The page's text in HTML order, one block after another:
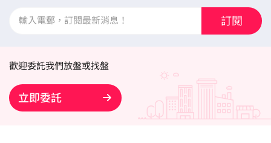
訂閱
歡迎委託我們放盤或找盤
立即委託